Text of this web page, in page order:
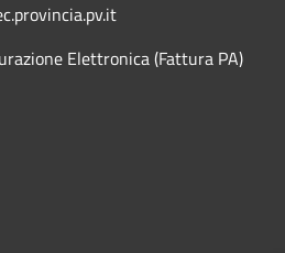
Elettronica (Fattura PA)